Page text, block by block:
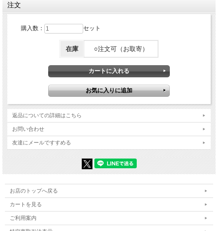
注文
購入数： セット
在庫 ○注文可（お取寄）
返品についての詳細はこちら
お問い合わせ
友達にメールですすめる
お店のトップへ戻る
カートを見る
ご利用案内